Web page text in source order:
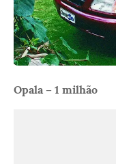
Opala – 1 milhão